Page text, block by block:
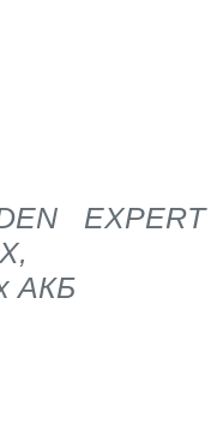
EXPERT
АКБ